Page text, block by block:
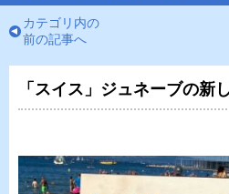
カテゴリ内の
前の記事へ
「スイス」ジュネーブの新